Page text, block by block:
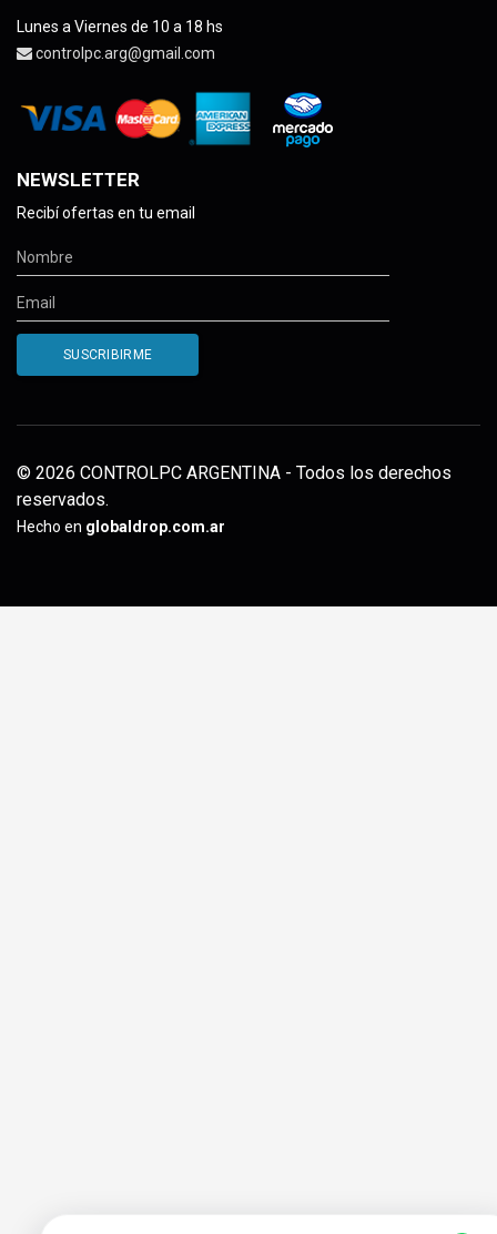
Lunes a Viernes de 10 a 18 hs
controlpc.arg@gmail.com
NEWSLETTER
Recibí ofertas en tu email
© 2026 CONTROLPC ARGENTINA - Todos los derechos
reservados.
Hecho en globaldrop.com.ar